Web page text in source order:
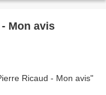
Mon avis